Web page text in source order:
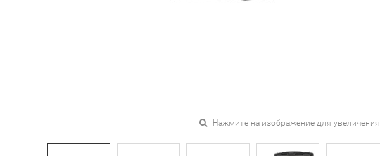
Нажмите на изображение для увеличения